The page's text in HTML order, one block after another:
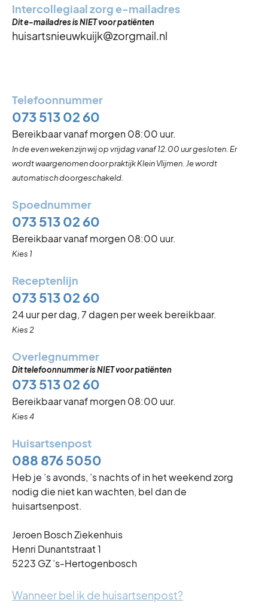
Intercollegiaal zorg e-mailadres
Dit e-mailadres is NIET voor patiënten
huisartsnieuwkuijk@zorgmail.nl
Telefoonnummer
073 513 02 60
Bereikbaar vanaf morgen 08:00 uur.
In de even weken zijn wij op vrijdag vanaf 12.00 uur gesloten. Er
wordt waargenomen door praktijk Klein Vlijmen. Je wordt
automatisch doorgeschakeld.
Spoednummer
073 513 02 60
Bereikbaar vanaf morgen 08:00 uur.
Kies 1
Receptenlijn
073 513 02 60
24 uur per dag, 7 dagen per week bereikbaar.
Kies 2
Overlegnummer
Dit telefoonnummer is NIET voor patiënten
073 513 02 60
Bereikbaar vanaf morgen 08:00 uur.
Kies 4
Huisartsenpost
088 876 5050
Heb je ’s avonds, ’s nachts of in het weekend zorg
nodig die niet kan wachten, bel dan de
huisartsenpost.
Jeroen Bosch Ziekenhuis
Henri Dunantstraat 1
5223 GZ ’s-Hertogenbosch
Wanneer bel ik de huisartsenpost?